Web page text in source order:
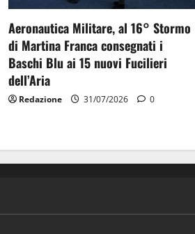
Aeronautica Militare, al 16° Stormo
di Martina Franca consegnati i
Baschi Blu ai 15 nuovi Fucilieri
dell’Aria
Redazione 31/07/2026 0